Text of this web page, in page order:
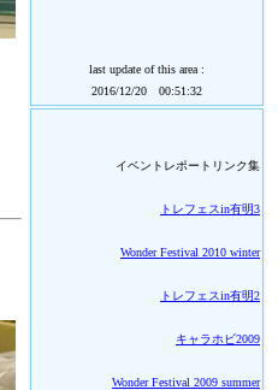
last update of this area :
2016/12/20 00:51:32
イベントレポートリンク集
トレフェスin有明3
Wonder Festival 2010 winter
トレフェスin有明2
キャラホビ2009
Wonder Festival 2009 summer